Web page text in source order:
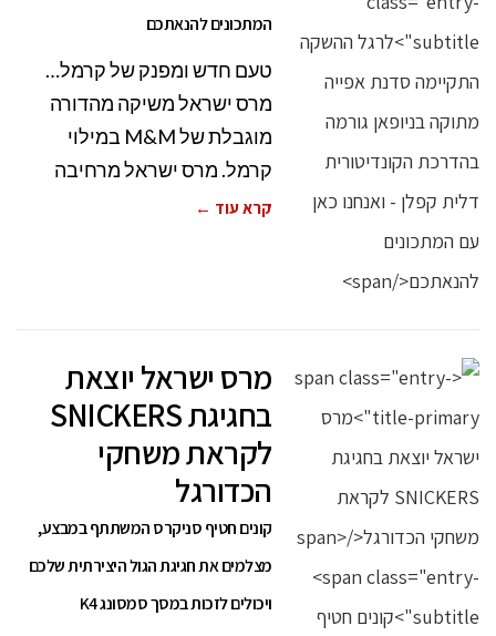
המתכונים להנאתכם
טעם חדש ומפנק של קרמל…
מרס ישראל משיקה מהדורה
מוגבלת של M&M במילוי
קרמל. מרס ישראל מרחיבה
קרא עוד ←
מרס ישראל יוצאת
בחגיגת SNICKERS
לקראת משחקי
הכדורגל
קונים חטיף סניקרס המשתתף במבצע,
מצלמים את חגיגת הגול היצירתית שלכם
ויכולים לזכות במסך סמסונג K4